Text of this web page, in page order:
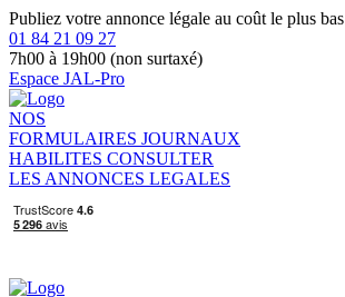
Publiez votre annonce légale au coût le plus bas
01 84 21 09 27
7h00 à 19h00 (non surtaxé)
Espace JAL-Pro
NOS
FORMULAIRES JOURNAUX
HABILITES CONSULTER
LES ANNONCES LEGALES